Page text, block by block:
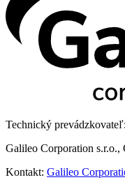
Technický prevádzkovateľ:
Galileo Corporation s.r.o.,
Kontakt: Galileo